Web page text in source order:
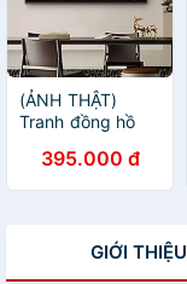
(ẢNH THẬT)
Tranh đồng hồ
tùng tranh phòng
khách quà tặng
395.000 đ
GIỚI THIỆU